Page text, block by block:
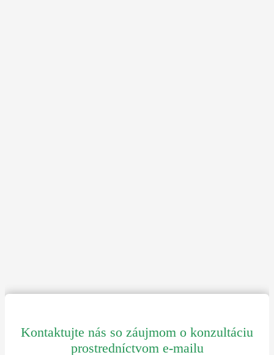
Kontaktujte nás so záujmom o konzultáciu
prostredníctvom e-mailu